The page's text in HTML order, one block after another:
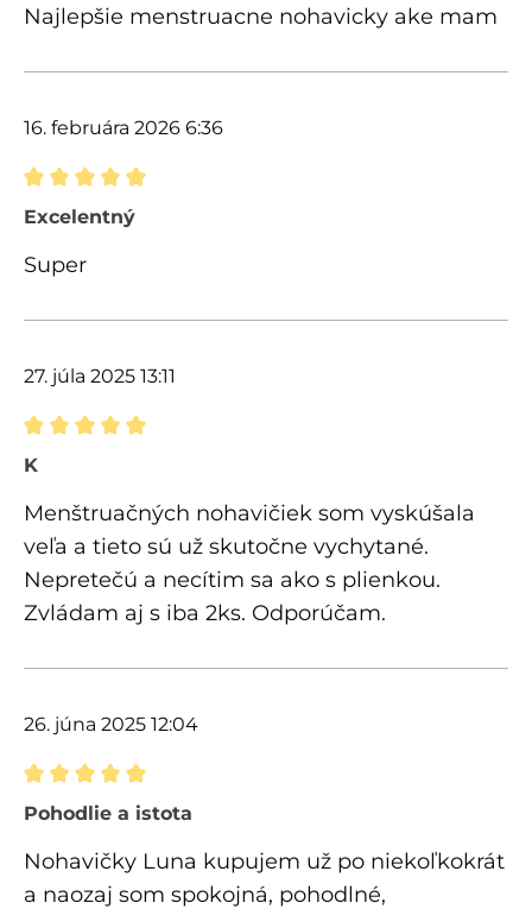
Najlepšie menstruacne nohavicky ake mam
16. februára 2026 6:36
Recenzia s hodnotením 5 z 5 hviezdičiek
Excelentný
Super
27. júla 2025 13:11
Recenzia s hodnotením 5 z 5 hviezdičiek
K
Menštruačných nohavičiek som vyskúšala
veľa a tieto sú už skutočne vychytané.
Nepretečú a necítim sa ako s plienkou.
Zvládam aj s iba 2ks. Odporúčam.
26. júna 2025 12:04
Recenzia s hodnotením 5 z 5 hviezdičiek
Pohodlie a istota
Nohavičky Luna kupujem už po niekoľkokrát
a naozaj som spokojná, pohodlné,